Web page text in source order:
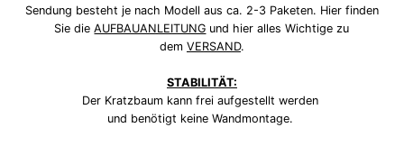
Sendung besteht je nach Modell aus ca. 2-3 Paketen. Hier finden
Sie die AUFBAUANLEITUNG und hier alles Wichtige zu
dem VERSAND.
STABILITÄT:
Der Kratzbaum kann frei aufgestellt werden
und benötigt keine Wandmontage.